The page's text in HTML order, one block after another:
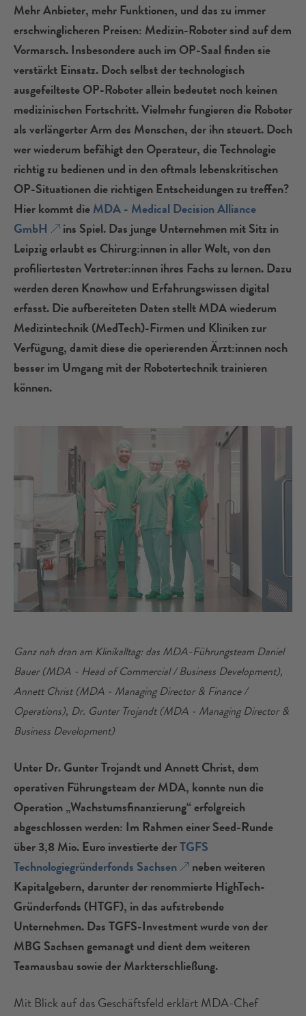
Mehr Anbieter, mehr Funktionen, und das zu immer
erschwinglicheren Preisen: Medizin-Roboter sind auf dem
Vormarsch. Insbesondere auch im OP-Saal finden sie
verstärkt Einsatz. Doch selbst der technologisch
ausgefeilteste OP-Roboter allein bedeutet noch keinen
medizinischen Fortschritt. Vielmehr fungieren die Roboter
als verlängerter Arm des Menschen, der ihn steuert. Doch
wer wiederum befähigt den Operateur, die Technologie
richtig zu bedienen und in den oftmals lebenskritischen
OP-Situationen die richtigen Entscheidungen zu treffen?
Hier kommt dieMDA - Medical Decision Alliance
GmbH
ins Spiel. Das junge Unternehmen mit Sitz in
Leipzig erlaubt es Chirurg:innen in aller Welt, von den
profiliertesten Vertreter:innen ihres Fachs zu lernen. Dazu
werden deren Knowhow und Erfahrungswissen digital
erfasst. Die aufbereiteten Daten stellt MDA wiederum
Medizintechnik (MedTech)-Firmen und Kliniken zur
Verfügung, damit diese die operierenden Ärzt:innen noch
besser im Umgang mit der Robotertechnik trainieren
können.
Ganz nah dran am Klinikalltag: das MDA-Führungsteam Daniel
Bauer (MDA - Head of Commercial / Business Development),
Annett Christ (MDA - Managing Director & Finance /
Operations), Dr. Gunter Trojandt (MDA - Managing Director &
Business Development)
Unter Dr. Gunter Trojandt und Annett Christ, dem
operativen Führungsteam der MDA, konnte nun die
Operation „Wachstumsfinanzierung“ erfolgreich
abgeschlossen werden: Im Rahmen einer Seed-Runde
über 3,8 Mio. Euro investierte derTGFS
Technologiegründerfonds Sachsen
neben weiteren
Kapitalgebern, darunter der renommierte HighTech-
Gründerfonds (HTGF), in das aufstrebende
Unternehmen. Das TGFS-Investment wurde von der
MBG Sachsen gemanagt und dient dem weiteren
Teamausbau sowie der Markterschließung.
Mit Blick auf das Geschäftsfeld erklärt MDA-Chef